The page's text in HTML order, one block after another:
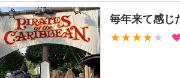
毎年来て感じ
★★★★ ★